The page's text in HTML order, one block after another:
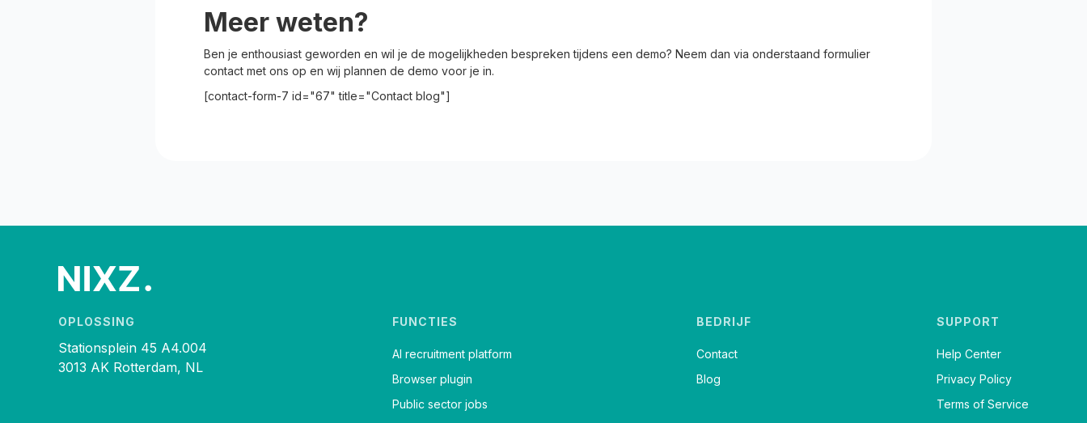
Meer weten?
Ben je enthousiast geworden en wil je de mogelijkheden bespreken tijdens een demo? Neem dan via onderstaand formulier
contact met ons op en wij plannen de demo voor je in.
[contact-form-7 id="67" title="Contact blog"]
OPLOSSING
Stationsplein 45 A4.004
3013 AK Rotterdam, NL
FUNCTIES
AI recruitment platform
Browser plugin
Public sector jobs
BEDRIJF
Contact
Blog
SUPPORT
Help Center
Privacy Policy
Terms of Service